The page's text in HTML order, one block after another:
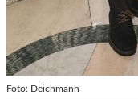
Foto: Deichmann